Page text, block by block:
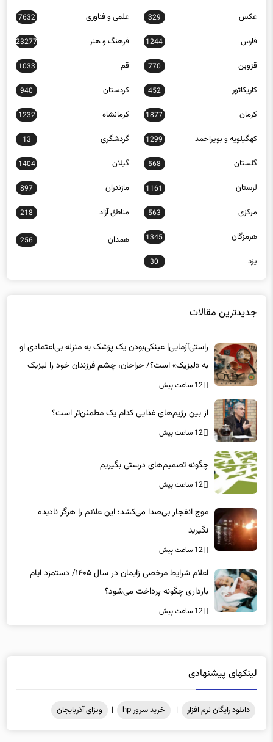
عکس 329 علمی و فناوری 7632
فارس 1244 فرهنگ و هنر 23277
قزوین 770 قم 1033
کاریکاتور 452 کردستان 940
کرمان 1877 کرمانشاه 1232
کهگیلویه و بویراحمد 1299 گردشگری 13
گلستان 568 گیلان 1404
لرستان 1161 مازندران 897
مرکزی 563 مناطق آزاد 218
هرمزگان 1345 همدان 256
یزد 30
جدیدترین مقالات
راستی‌آزمایی| عینکی‌بودن یک پزشک به منزله بی‌اعتمادی او
به «لیزیک» است؟/ جراحان، چشم فرزندان خود را لیزیک
می‌کنند؟
12 ساعت پیش
از بین رژیم‌های غذایی کدام یک مطمئن‌تر است؟‌
12 ساعت پیش
چگونه تصمیم‌های درستی بگیریم
12 ساعت پیش
موج انفجار بی‌صدا می‌کشد؛ این علائم را هرگز نادیده
نگیرید
12 ساعت پیش
اعلام شرایط مرخصی زایمان در سال ۱۴۰۵/ دستمزد ایام
بارداری چگونه پرداخت می‌شود؟
12 ساعت پیش
لینکهای پیشنهادی
دانلود رایگان نرم افزار | خرید سرور hp | ویزای آذربایجان